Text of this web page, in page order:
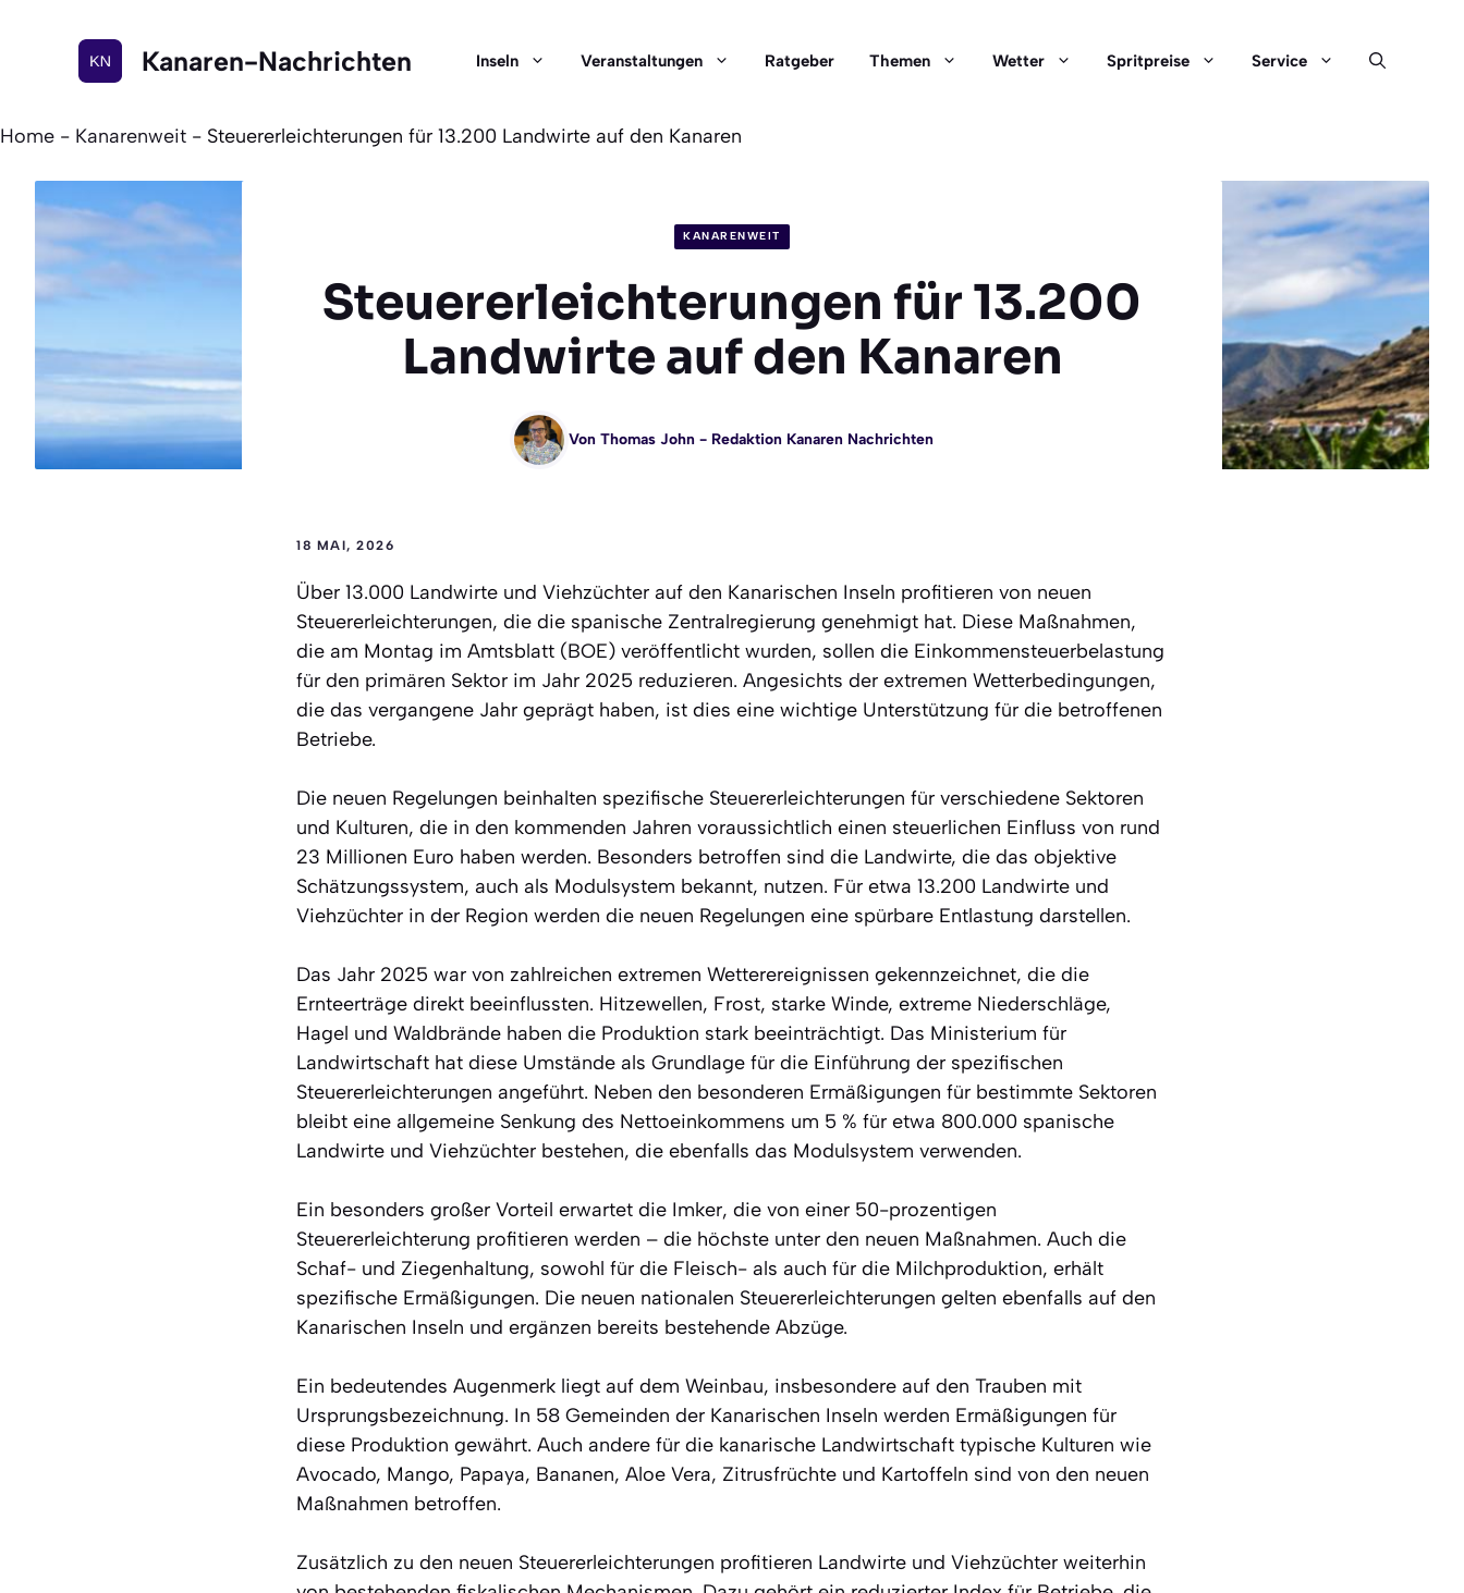
Kanaren-Nachrichten Inseln Veranstaltungen Ratgeber Themen Wetter Spritpreise Service
Home - Kanarenweit - Steuererleichterungen für 13.200 Landwirte auf den Kanaren
KANARENWEIT
Steuererleichterungen für 13.200
Landwirte auf den Kanaren
Von Thomas John- Redaktion Kanaren Nachrichten
18 MAI, 2026
Über 13.000 Landwirte und Viehzüchter auf den Kanarischen Inseln profitieren von neuen
Steuererleichterungen, die die spanische Zentralregierung genehmigt hat. Diese Maßnahmen,
die am Montag im Amtsblatt (BOE) veröffentlicht wurden, sollen die Einkommensteuerbelastung
für den primären Sektor im Jahr 2025 reduzieren. Angesichts der extremen Wetterbedingungen,
die das vergangene Jahr geprägt haben, ist dies eine wichtige Unterstützung für die betroffenen
Betriebe.
Die neuen Regelungen beinhalten spezifische Steuererleichterungen für verschiedene Sektoren
und Kulturen, die in den kommenden Jahren voraussichtlich einen steuerlichen Einfluss von rund
23 Millionen Euro haben werden. Besonders betroffen sind die Landwirte, die das objektive
Schätzungssystem, auch als Modulsystem bekannt, nutzen. Für etwa 13.200 Landwirte und
Viehzüchter in der Region werden die neuen Regelungen eine spürbare Entlastung darstellen.
Das Jahr 2025 war von zahlreichen extremen Wetterereignissen gekennzeichnet, die die
Ernteerträge direkt beeinflussten. Hitzewellen, Frost, starke Winde, extreme Niederschläge,
Hagel und Waldbrände haben die Produktion stark beeinträchtigt. Das Ministerium für
Landwirtschaft hat diese Umstände als Grundlage für die Einführung der spezifischen
Steuererleichterungen angeführt. Neben den besonderen Ermäßigungen für bestimmte Sektoren
bleibt eine allgemeine Senkung des Nettoeinkommens um 5 % für etwa 800.000 spanische
Landwirte und Viehzüchter bestehen, die ebenfalls das Modulsystem verwenden.
Ein besonders großer Vorteil erwartet die Imker, die von einer 50-prozentigen
Steuererleichterung profitieren werden – die höchste unter den neuen Maßnahmen. Auch die
Schaf- und Ziegenhaltung, sowohl für die Fleisch- als auch für die Milchproduktion, erhält
spezifische Ermäßigungen. Die neuen nationalen Steuererleichterungen gelten ebenfalls auf den
Kanarischen Inseln und ergänzen bereits bestehende Abzüge.
Ein bedeutendes Augenmerk liegt auf dem Weinbau, insbesondere auf den Trauben mit
Ursprungsbezeichnung. In 58 Gemeinden der Kanarischen Inseln werden Ermäßigungen für
diese Produktion gewährt. Auch andere für die kanarische Landwirtschaft typische Kulturen wie
Avocado, Mango, Papaya, Bananen, Aloe Vera, Zitrusfrüchte und Kartoffeln sind von den neuen
Maßnahmen betroffen.
Zusätzlich zu den neuen Steuererleichterungen profitieren Landwirte und Viehzüchter weiterhin